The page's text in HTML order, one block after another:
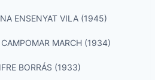
ENSENYAT VILA (1945)
MARCH (1934)
BORRÁS (1933)